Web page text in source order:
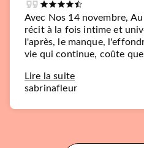
Avec Nos 14 novembre,
récit à la fois intime et
l'après, le manque,
vie qui continue, coûte
Lire la suite
sabrinafleur